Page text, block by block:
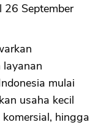
26 September
layanan
mulai
usaha kecil
hingga